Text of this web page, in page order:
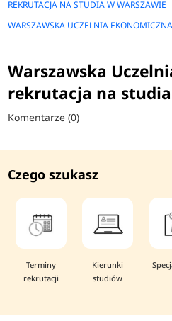
REKRUTACJA NA STUDIA W WARSZAWIE
WARSZAWSKA UCZELNIA EKONOMICZNA
Warszawska
rekrutacja na studia
Komentarze (0)
Czego szukasz
Terminy
rekrutacji
Kierunki
studiów